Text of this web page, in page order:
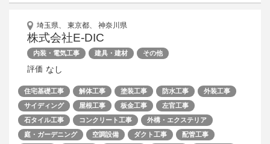
埼玉県、 東京都、 神奈川県
株式会社E-DIC
内装・電気工事 建具・建材 その他
評価 なし
住宅基礎工事 解体工事 塗装工事 防水工事
外装工事
サイディング
屋根工事 板金工事
左官工事
石タイル工事
コンクリート工事
外構・エクステリア
庭・ガーデニング
空調設備 ダクト工事
配管工事